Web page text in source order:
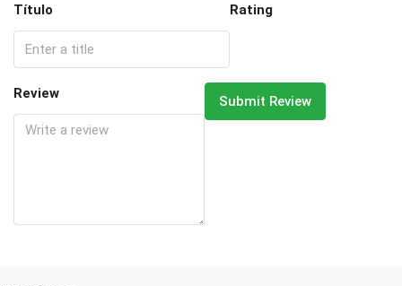
Título Rating
Review Submit Review